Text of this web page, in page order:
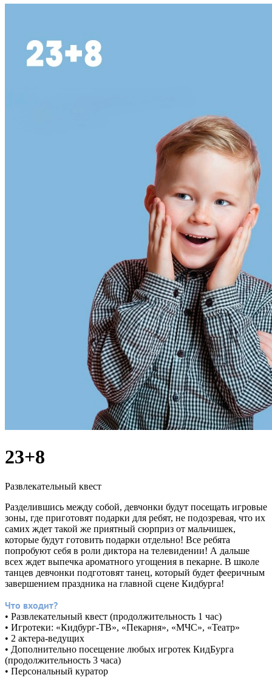
23+8
Развлекательный квест
Разделившись между собой, девчонки будут посещать игровые
зоны, где приготовят подарки для ребят, не подозревая, что их
самих ждет такой же приятный сюрприз от мальчишек,
которые будут готовить подарки отдельно! Все ребята
попробуют себя в роли диктора на телевидении! А дальше
всех ждет выпечка ароматного угощения в пекарне. В школе
танцев девчонки подготовят танец, который будет фееричным
завершением праздника на главной сцене Кидбурга!
Что входит?
• Развлекательный квест (продолжительность 1 час)
• Игротеки: «Кидбург-ТВ», «Пекарня», «МЧС», «Театр»
• 2 актера-ведущих
• Дополнительно посещение любых игротек КидБурга
(продолжительность 3 часа)
• Персональный куратор